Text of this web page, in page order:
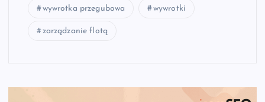
wywrotka przegubowa wywrotki
zarządzanie flotą